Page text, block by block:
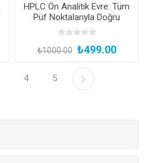
HPLC Ön Analitik Evre: Tüm
Püf Noktalarıyla Doğru
Standart ve Numune
Hazırlığı
₺1000.00 ₺499.00
4 5